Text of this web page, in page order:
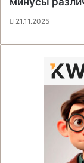
21.11.2025